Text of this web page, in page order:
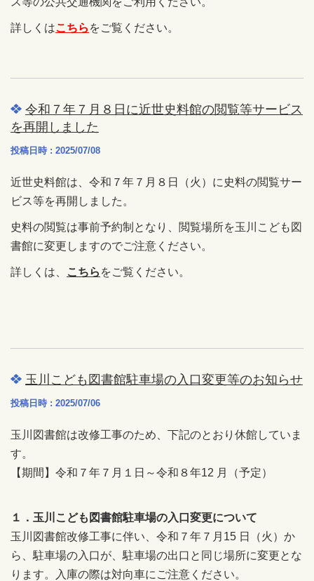
詳しくはこちら をご覧ください。
令和７年７月８日に近世史料館の閲覧等サービス
を再開しました
投稿日時 : 2025/07/08
近世史料館は、令和７年７月８日（火）に史料の閲覧サー
ビス等を再開しました。
史料の閲覧は事前予約制となり、閲覧場所を玉川こども図
書館に変更しますのでご注意ください。
詳しくは、 こちら をご覧ください。
玉川こども図書館駐車場の入口変更等のお知らせ
投稿日時 : 2025/07/06
玉川図書館は改修工事のため、下記のとおり休館していま
す。
【期間】令和７年７月１日～令和８年12 月（予定）
１．玉川こども図書館駐車場の入口変更について
玉川図書館改修工事に伴い、令和７年７月15 日（火）か
ら、駐車場の入口が、駐車場の出口と同じ場所に変更とな
ります。入庫の際は対向車にご注意ください。